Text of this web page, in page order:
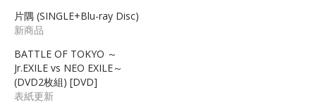
片隅 (SINGLE+Blu-ray Disc)
新商品
BATTLE OF TOKYO ～
Jr.EXILE vs NEO EXILE～
(DVD2枚組) [DVD]
表紙更新